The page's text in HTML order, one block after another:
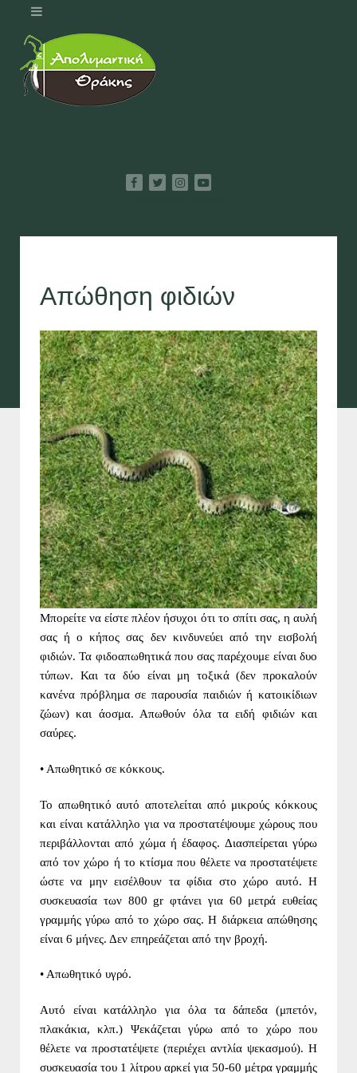
Απώθηση φιδιών
Μπορείτε να είστε πλέον ήσυχοι ότι το σπίτι σας, η αυλή
σας ή ο κήπος σας δεν κινδυνεύει από την εισβολή
φιδιών. Τα φιδοαπωθητικά που σας παρέχουμε είναι δυο
τύπων. Και τα δύο είναι μη τοξικά (δεν προκαλούν
κανένα πρόβλημα σε παρουσία παιδιών ή κατοικίδιων
ζώων) και άοσμα. Απωθούν όλα τα ειδή φιδιών και
σαύρες.
• Απωθητικό σε κόκκους.
Το απωθητικό αυτό αποτελείται από μικρούς κόκκους
και είναι κατάλληλο για να προστατέψουμε χώρους που
περιβάλλονται από χώμα ή έδαφος. Διασπείρεται γύρω
από τον χώρο ή το κτίσμα που θέλετε να προστατέψετε
ώστε να μην εισέλθουν τα φίδια στο χώρο αυτό. Η
συσκευασία των 800 gr φτάνει για 60 μετρά ευθείας
γραμμής γύρω από το χώρο σας. Η διάρκεια απώθησης
είναι 6 μήνες. Δεν επηρεάζεται από την βροχή.
• Απωθητικό υγρό.
Αυτό είναι κατάλληλο για όλα τα δάπεδα (μπετόν,
πλακάκια, κλπ.) Ψεκάζεται γύρω από το χώρο που
θέλετε να προστατέψετε (περιέχει αντλία ψεκασμού). Η
συσκευασία του 1 λίτρου αρκεί για 50-60 μέτρα γραμμής